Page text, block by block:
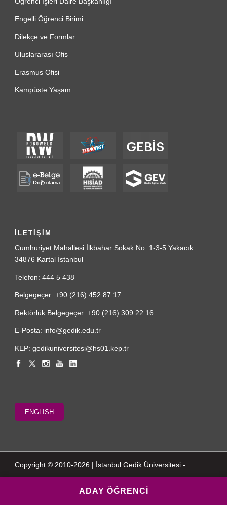
Engelli Öğrenci Birimi
Dilekçe ve Formlar
Uluslararası Ofis
Erasmus Ofisi
Kampüste Yaşam
İLETİŞİM
Cumhuriyet Mahallesi İlkbahar Sokak No: 1-3-5 Yakacık
34876 Kartal İstanbul
Telefon: 444 5 438
Belgegeçer: +90 (216) 452 87 17
Rektörlük Belgegeçer: +90 (216) 309 22 16
E-Posta: info@gedik.edu.tr
KEP: gedikuniversitesi@hs01.kep.tr
ENGLISH
Copyright © 2010-2026 | İstanbul Gedik Üniversitesi -
ADAY ÖĞRENCİ